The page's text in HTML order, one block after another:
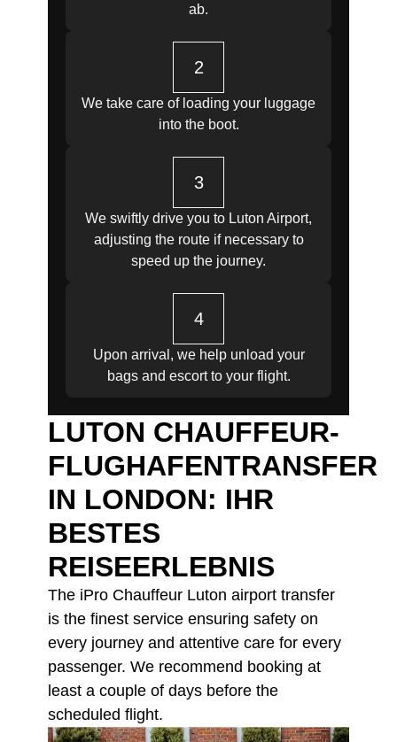
ab.
2
We take care of loading your luggage
into the boot.
3
We swiftly drive you to Luton Airport,
adjusting the route if necessary to
speed up the journey.
4
Upon arrival, we help unload your
bags and escort to your flight.
LUTON CHAUFFEUR-
FLUGHAFENTRANSFER
IN LONDON: IHR
BESTES
REISEERLEBNIS
The iPro Chauffeur Luton airport transfer
is the finest service ensuring safety on
every journey and attentive care for every
passenger. We recommend booking at
least a couple of days before the
scheduled flight.